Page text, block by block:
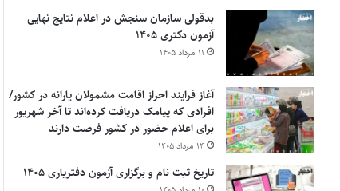
بدقولی سازمان سنجش در اعلام نتایج نهایی
آزمون دکتری ۱۴۰۵
۱۱ مرداد ۱۴۰۵
آغاز فرایند احراز اقامت مشمولان یارانه در کشور/
افرادی که پیامک دریافت کرده‌اند تا آخر شهریور
برای اعلام حضور در کشور فرصت دارند
۱۴ مرداد ۱۴۰۵
تاریخ ثبت نام و برگزاری آزمون دفتریاری ۱۴۰۵